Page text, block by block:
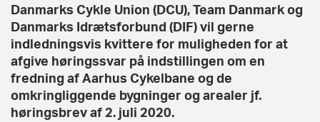
Danmarks Cykle Union (DCU), Team Danmark og
Danmarks Idrætsforbund (DIF) vil gerne
indledningsvis kvittere for muligheden for at
afgive høringssvar på indstillingen om en
fredning af Aarhus Cykelbane og de
omkringliggende bygninger og arealer jf.
høringsbrev af 2. juli 2020.